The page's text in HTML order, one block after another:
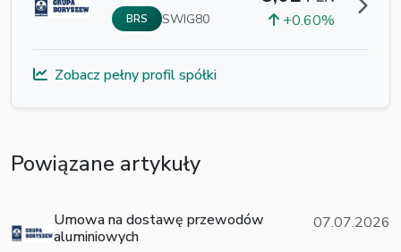
BRS SWIG80
+0.60%
Zobacz pełny profil spółki
Powiązane artykuły
Umowa na dostawę przewodów
aluminiowych
07.07.2026